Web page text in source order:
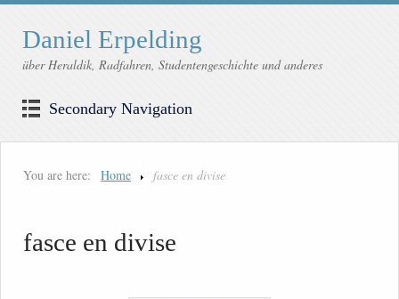
Daniel Erpelding
über Heraldik, Radfahren, Studentengeschichte und anderes
Secondary Navigation
You are here: Home fasce en divise
fasce en divise